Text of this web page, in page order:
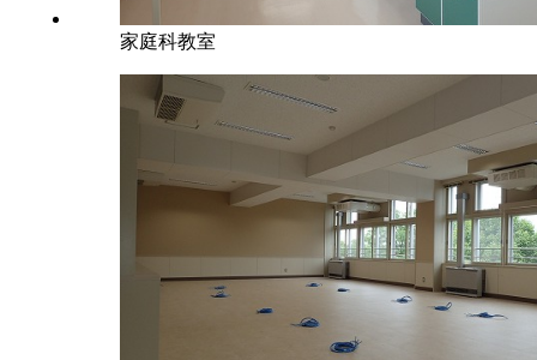
家庭科教室